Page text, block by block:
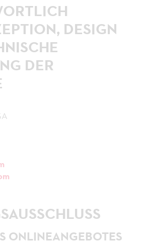
DESIGN
DER
ONLINEANGEBOTES